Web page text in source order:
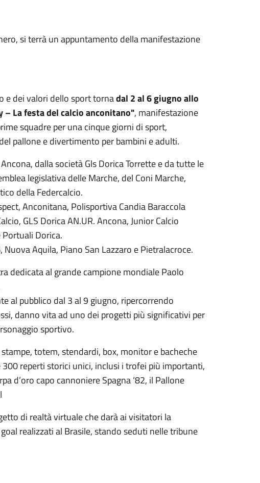
si terrà un appuntamento della manifestazione
e dei valori dello sport tornadal 2 al 6 giugno allo
– La festa del calcio anconitano", manifestazione
squadre per una cinque giorni di sport,
pallone e divertimento per bambini e adulti.
dalla società Gls Dorica Torrette e da tutte le
legislativa delle Marche, del Coni Marche,
della Federcalcio.
Anconitana, Polisportiva Candia Baraccola
GLS Dorica AN.UR. Ancona, Junior Calcio
Portuali Dorica.
Aquila, Piano San Lazzaro e Pietralacroce.
dedicata al grande campione mondiale Paolo
al pubblico dal 3 al 9 giugno, ripercorrendo
danno vita ad uno dei progetti più significativi per
sportivo.
totem, stendardi, box, monitor e bacheche
reperti storici unici, inclusi i trofei più importanti,
d’oro capo cannoniere Spagna ‘82, il Pallone
di realtà virtuale che darà ai visitatori la
realizzati al Brasile, stando seduti nelle tribune